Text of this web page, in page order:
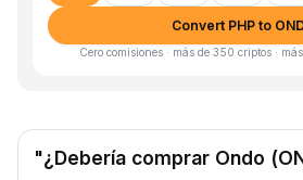
Convert PHP to
Cero comisiones · más de 350 criptos ·
"¿Debería comprar Ondo